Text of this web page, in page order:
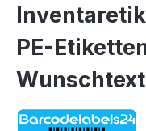
PE-
Wunschtext